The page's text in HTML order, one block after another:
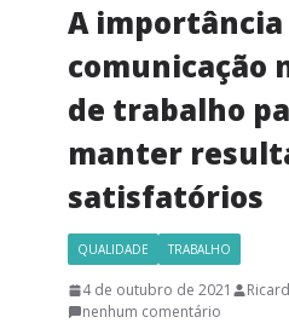
A importância
comunicação
de trabalho
manter
satisfatórios
QUALIDADE TRABALHO
4 de outubro de 2021
nenhum comentário